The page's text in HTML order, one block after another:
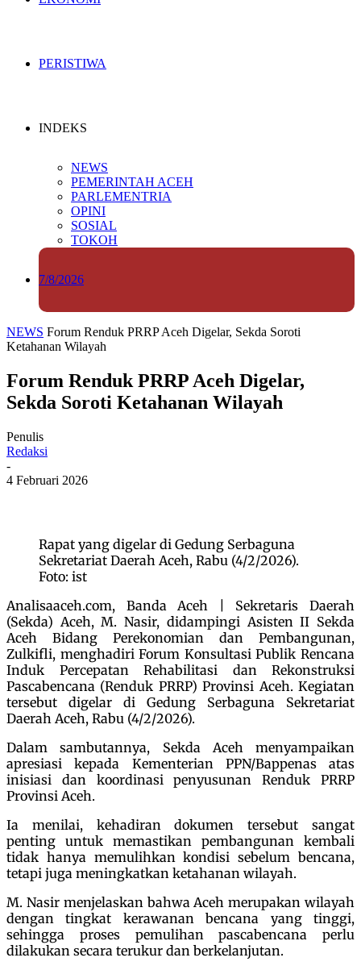
PERISTIWA
INDEKS
NEWS
PEMERINTAH ACEH
PARLEMENTRIA
OPINI
SOSIAL
TOKOH
7/8/2026
NEWS Forum Renduk PRRP Aceh Digelar, Sekda Soroti
Ketahanan Wilayah
Forum Renduk PRRP Aceh Digelar,
Sekda Soroti Ketahanan Wilayah
Penulis
Redaksi
-
4 Februari 2026
Rapat yang digelar di Gedung Serbaguna
Sekretariat Daerah Aceh, Rabu (4/2/2026).
Foto: ist
Analisaaceh.com, Banda Aceh | Sekretaris Daerah
(Sekda) Aceh, M. Nasir, didampingi Asisten II Sekda
Aceh Bidang Perekonomian dan Pembangunan,
Zulkifli, menghadiri Forum Konsultasi Publik Rencana
Induk Percepatan Rehabilitasi dan Rekonstruksi
Pascabencana (Renduk PRRP) Provinsi Aceh. Kegiatan
tersebut digelar di Gedung Serbaguna Sekretariat
Daerah Aceh, Rabu (4/2/2026).
Dalam sambutannya, Sekda Aceh menyampaikan
apresiasi kepada Kementerian PPN/Bappenas atas
inisiasi dan koordinasi penyusunan Renduk PRRP
Provinsi Aceh.
Ia menilai, kehadiran dokumen tersebut sangat
penting untuk memastikan pembangunan kembali
tidak hanya memulihkan kondisi sebelum bencana,
tetapi juga meningkatkan ketahanan wilayah.
M. Nasir menjelaskan bahwa Aceh merupakan wilayah
dengan tingkat kerawanan bencana yang tinggi,
sehingga proses pemulihan pascabencana perlu
dilakukan secara terukur dan berkelanjutan.